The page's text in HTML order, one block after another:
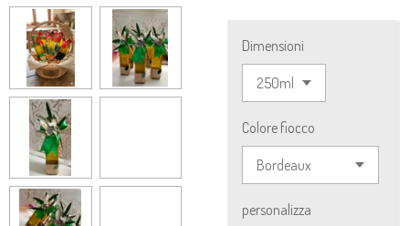
Dimensioni
Colore fiocco
personalizza